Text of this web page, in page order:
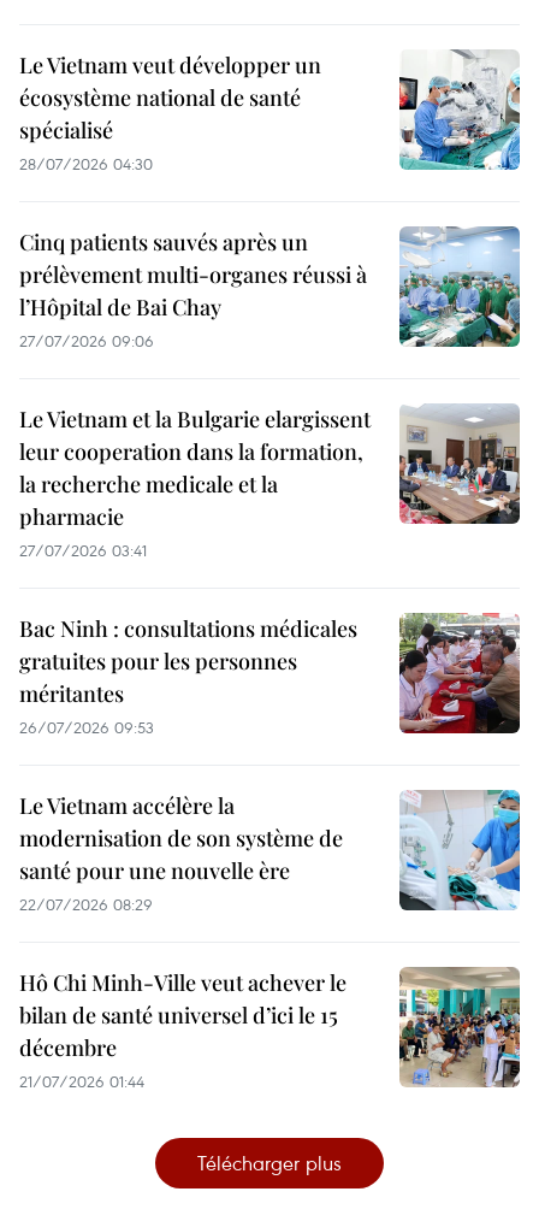
Le Vietnam veut développer un
écosystème national de santé
spécialisé
28/07/2026 04:30
Cinq patients sauvés après un
prélèvement multi-organes réussi à
l’Hôpital de Bai Chay
27/07/2026 09:06
Le Vietnam et la Bulgarie elargissent
leur cooperation dans la formation,
la recherche medicale et la
pharmacie
27/07/2026 03:41
Bac Ninh : consultations médicales
gratuites pour les personnes
méritantes
26/07/2026 09:53
Le Vietnam accélère la
modernisation de son système de
santé pour une nouvelle ère
22/07/2026 08:29
Hô Chi Minh-Ville veut achever le
bilan de santé universel d’ici le 15
décembre
21/07/2026 01:44
Télécharger plus